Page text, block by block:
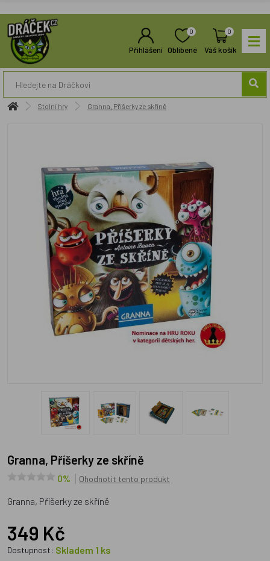
Přihlášení
0
Oblíbené
0
Váš košík
Stolní hry Granna, Příšerky ze skříně
Granna, Příšerky ze skříně
0% Ohodnotit tento produkt
Granna, Příšerky ze skříně
349 Kč
Dostupnost: Skladem 1 ks